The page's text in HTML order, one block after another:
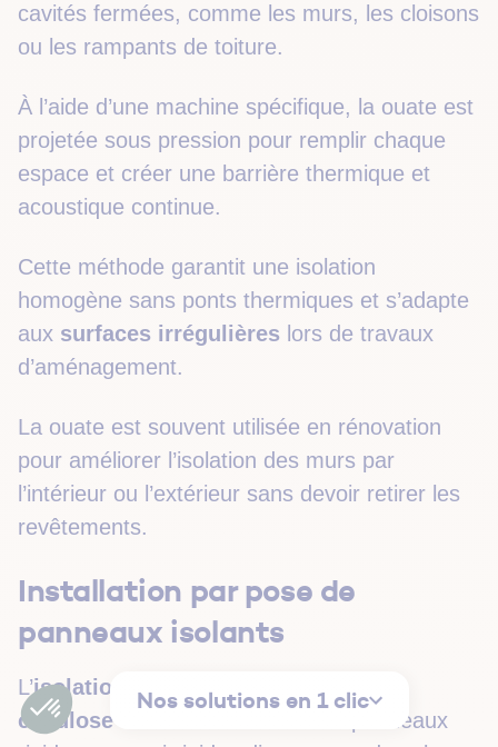
cavités fermées, comme les murs, les cloisons
ou les rampants de toiture.
À l’aide d’une machine spécifique, la ouate est
projetée sous pression pour remplir chaque
espace et créer une barrière thermique et
acoustique continue.
Cette méthode garantit une isolation
homogène sans ponts thermiques et s’adapte
aux surfaces irrégulières lors de travaux
d’aménagement.
La ouate est souvent utilisée en rénovation
pour améliorer l’isolation des murs par
l’intérieur ou l’extérieur sans devoir retirer les
revêtements.
Installation par pose de
panneaux isolants
L’isolation par panneaux de ouate de
cellulose
consiste à installer des panneaux
Nos solutions en 1 clic